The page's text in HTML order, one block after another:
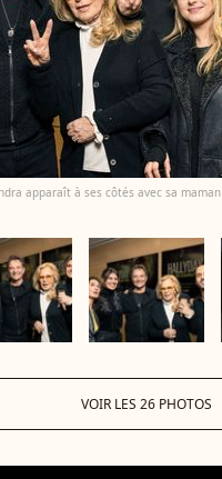
apparaît à ses côtés avec sa
VOIR LES 26 PHOTOS